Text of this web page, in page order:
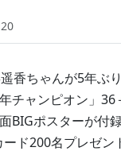
香ちゃんが5年ぶ
チャンピオン」36
BIGポスターが付
ド200名プレゼン